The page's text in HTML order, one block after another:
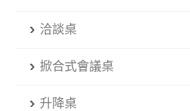
洽談桌
掀合式會議桌
升降桌